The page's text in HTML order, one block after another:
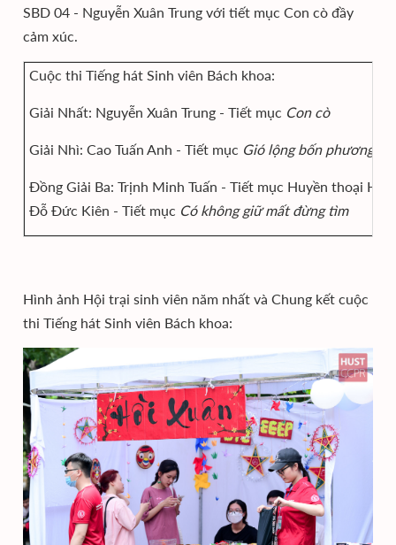
SBD 04 - Nguyễn Xuân Trung với tiết mục Con cò đầy
cảm xúc.
Cuộc thi Tiếng hát Sinh viên Bách khoa:
Giải Nhất: Nguyễn Xuân Trung - Tiết mục Con cò
Giải Nhì: Cao Tuấn Anh - Tiết mục Gió lộng bốn phương
Đồng Giải Ba: Trịnh Minh Tuấn - Tiết mục Huyền thoại Hồ
Đỗ Đức Kiên - Tiết mục Có không giữ mất đừng tìm
Hình ảnh Hội trại sinh viên năm nhất và Chung kết cuộc
thi Tiếng hát Sinh viên Bách khoa: